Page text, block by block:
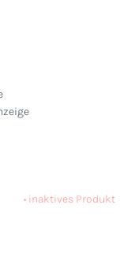
• inaktives Produkt